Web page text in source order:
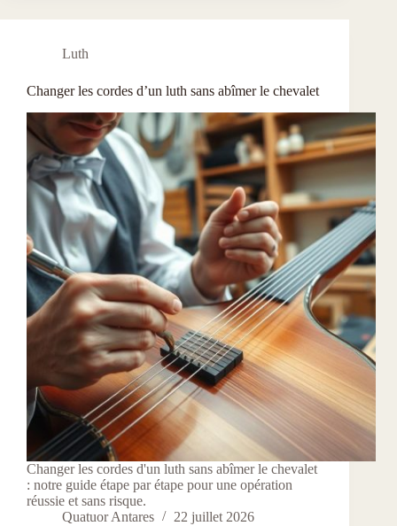
Luth
Changer les cordes d’un luth sans abîmer le chevalet
Changer les cordes d'un luth sans abîmer le chevalet
: notre guide étape par étape pour une opération
réussie et sans risque.
Quatuor Antares
22 juillet 2026